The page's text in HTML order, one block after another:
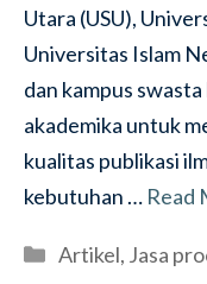
Utara (USU),
Universitas Islam
dan kampus
akademika untuk
kualitas publikasi
kebutuhan … Read
Categories
Artikel, Jasa